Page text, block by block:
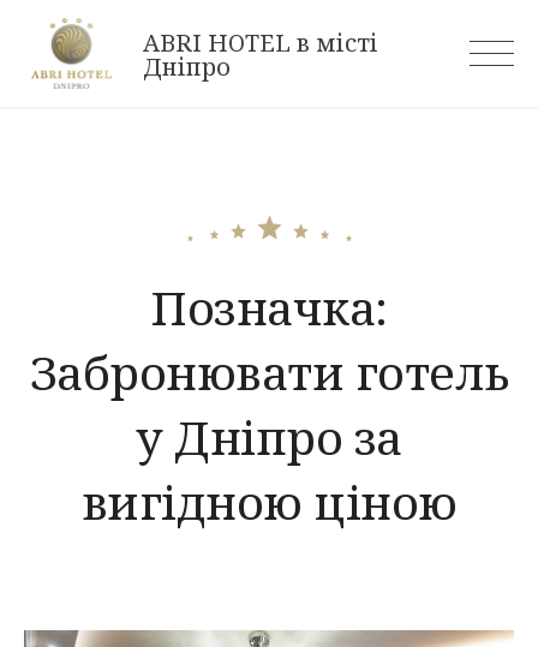
content
ABRI HOTEL в місті
Дніпро
Позначка:
Забронювати готель
у Дніпро за
вигідною ціною